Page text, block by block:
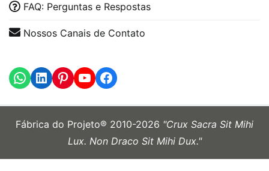
FAQ: Perguntas e Respostas
Nossos Canais de Contato
WhatsApp
LinkedInhttps://
Fábrica do Projeto® 2010-2026 "Crux Sacra Sit Mihi
Lux. Non Draco Sit Mihi Dux."